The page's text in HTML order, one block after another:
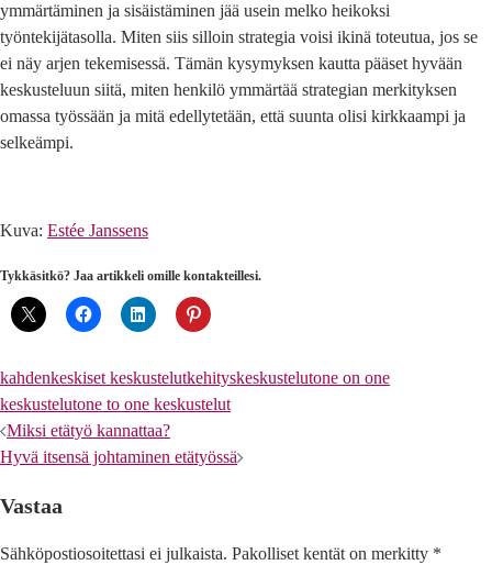
ymmärtäminen ja sisäistäminen jää usein melko heikoksi
työntekijätasolla. Miten siis silloin strategia voisi ikinä toteutua, jos se
ei näy arjen tekemisessä. Tämän kysymyksen kautta pääset hyvään
keskusteluun siitä, miten henkilö ymmärtää strategian merkityksen
omassa työssään ja mitä edellytetään, että suunta olisi kirkkaampi ja
selkeämpi.
Kuva: Estée Janssens
Tykkäsitkö? Jaa artikkeli omille kontakteillesi.
kahdenkeskiset keskustelutkehityskeskustelutone on one
keskustelutone to one keskustelut
Artikkelien
selaus
Miksi etätyö kannattaa?
Hyvä itsensä johtaminen etätyössä
Vastaa
Sähköpostiosoitettasi ei julkaista. Pakolliset kentät on merkitty *